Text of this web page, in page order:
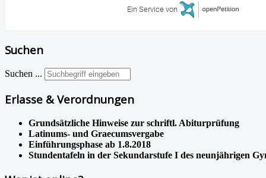
Ein Service von
Suchen
Suchen ...
Erlasse & Verordnungen
Grundsätzliche Hinweise zur schriftl. Abiturprüfung
Latinums- und Graecumsvergabe
Einführungsphase ab 1.8.2018
Stundentafeln in der Sekundarstufe I des neunjährigen